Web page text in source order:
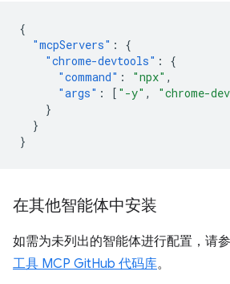
{
"mcpServers" :
{
"chrome-devtools" :
{
"command" : "npx" ,
"args" : [ "-y" , "chrome-
}
}
}
在其他智能体中安装
如需为未列出的智能体进行配置，请
工具 MCP GitHub 代码库。